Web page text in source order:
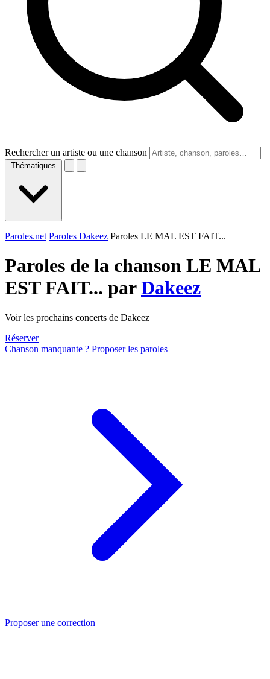
Rechercher un artiste ou une chanson
Thématiques
Paroles.net Paroles Dakeez Paroles LE MAL EST FAIT...
Paroles de la chanson LE MAL
EST FAIT... parDakeez
Voir les prochains concerts de Dakeez
Réserver
Chanson manquante ? Proposer les paroles
Proposer une correction